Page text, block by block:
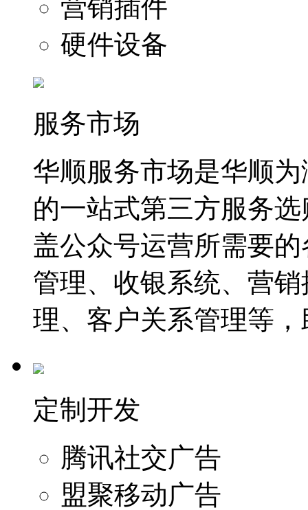
营销插件
硬件设备
服务市场
华顺服务市场是华顺
的一站式第三方服务
盖公众号运营所需要
管理、收银系统、营
理、客户关系管理等
定制开发
腾讯社交广告
盟聚移动广告